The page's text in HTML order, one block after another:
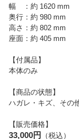
幅 ：約 1620 mm
奥行：約 980 mm
高さ：約 802 mm
座面：約 405 mm
【付属品】
本体のみ
【商品の状態】
ハガレ・キズ、その
【販売価格】
33,000円 （税込）